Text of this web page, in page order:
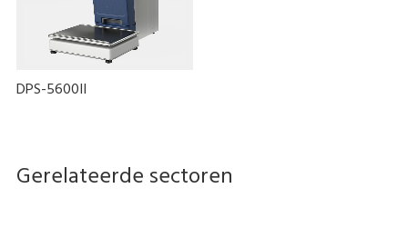
DPS-5600II
Gerelateerde sectoren